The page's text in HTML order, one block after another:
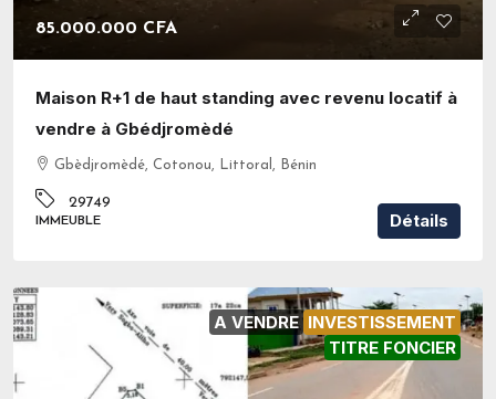
85.000.000 CFA
Maison R+1 de haut standing avec revenu locatif à
vendre à Gbédjromèdé
Gbèdjromèdé, Cotonou, Littoral, Bénin
29749
IMMEUBLE Détails
A VENDRE INVESTISSEMENT
TITRE FONCIER